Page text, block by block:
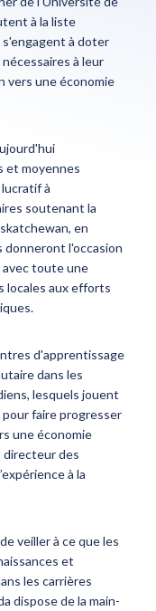
à la liste
s'engagent à doter
à leur
vers une économie
et moyennes
à
soutenant la
en
l'occasion
avec toute une
locales aux efforts
d'apprentissage
dans les
lesquels jouent
faire progresser
une économie
directeur des
à la
veiller à ce que les
et
les carrières
dispose de la main-